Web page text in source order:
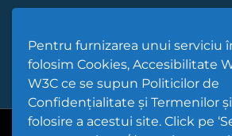
Pentru furnizarea unui serviciu
folosim Cookies, Accesibilitate
W3C ce se supun Politicilor de
Confidențialitate și Termenilor
folosire a acestui site. Click pe
Cod Județ 4 | Județul Bacău | Tipul UAT